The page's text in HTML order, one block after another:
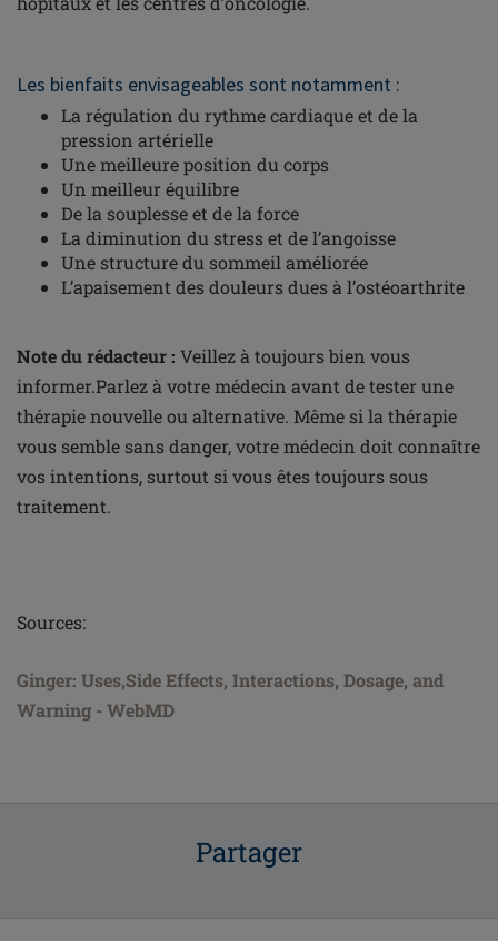
Les bienfaits envisageables sont notamment :
La régulation du rythme cardiaque et de la
pression artérielle
Une meilleure position du corps
Un meilleur équilibre
De la souplesse et de la force
La diminution du stress et de l’angoisse
Une structure du sommeil améliorée
L’apaisement des douleurs dues à l’ostéoarthrite
Note du rédacteur : Veillez à toujours bien vous
informer.Parlez à votre médecin avant de tester une
thérapie nouvelle ou alternative. Même si la thérapie
vous semble sans danger, votre médecin doit connaître
vos intentions, surtout si vous êtes toujours sous
traitement.
Sources:
Ginger: Uses,SideEffects, Interactions, Dosage, and
Warning - WebMD
Partager